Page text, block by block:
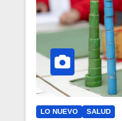
LO NUEVO SALUD